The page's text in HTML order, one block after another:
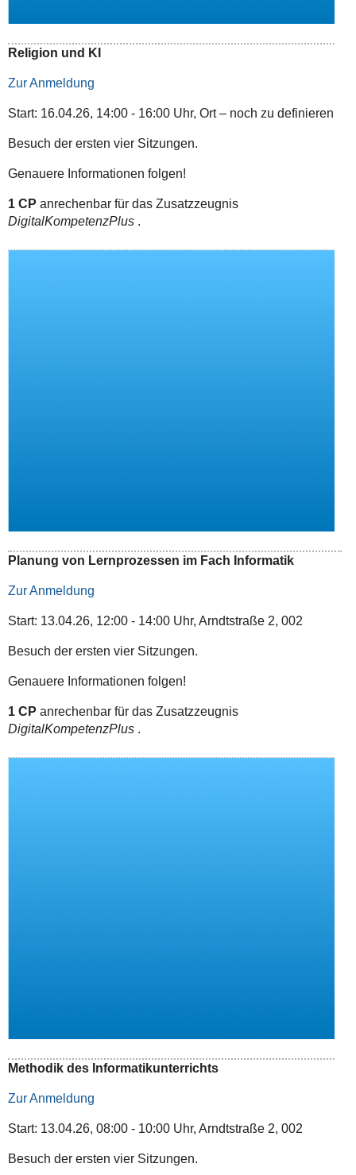
Religion und KI
Zur Anmeldung
Start: 16.04.26, 14:00 - 16:00 Uhr, Ort – noch zu definieren
Besuch der ersten vier Sitzungen.
Genauere Informationen folgen!
1 CP anrechenbar für das Zusatzzeugnis
DigitalKompetenzPlus .
Planung von Lernprozessen im Fach Informatik
Zur Anmeldung
Start: 13.04.26, 12:00 - 14:00 Uhr, Arndtstraße 2, 002
Besuch der ersten vier Sitzungen.
Genauere Informationen folgen!
1 CP anrechenbar für das Zusatzzeugnis
DigitalKompetenzPlus .
Methodik des Informatikunterrichts
Zur Anmeldung
Start: 13.04.26, 08:00 - 10:00 Uhr, Arndtstraße 2, 002
Besuch der ersten vier Sitzungen.